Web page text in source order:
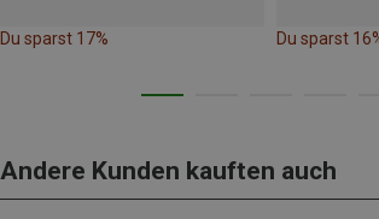
Du sparst 17% Du sparst
Andere Kunden kauften auch